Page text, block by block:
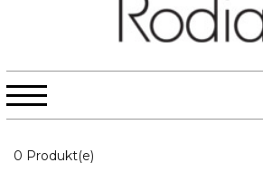
0 Produkt(e)